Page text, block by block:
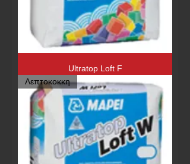
Ultratop Loft F
Λεπτοκοκκη